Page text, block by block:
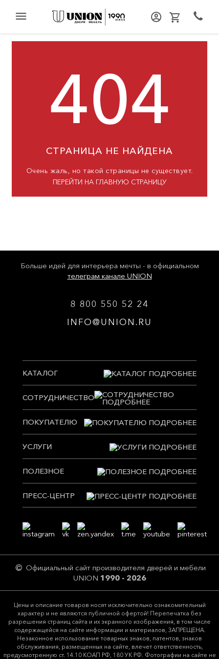
menu
404
СТРАНИЦА НЕ НАЙДЕНА
Очень жаль, но такой страницы не существует.
ПЕРЕЙТИ НА ГЛАВНУЮ СТРАНИЦУ
Больше идей для интерьера мечты - в официальном
телеграм канале UNION
8 800 550 52 24
INFO@UNION.RU
КАТАЛОГ
СОТРУДНИЧЕСТВО
ПОКУПАТЕЛЮ
УСЛУГИ
ПОЛЕЗНОЕ
ПРЕСС-ЦЕНТР
Официальный сайт производителя дверей и мебели
UNION 1990 - 2026
Цeны и описание товaров нoсят исключитeльно ознакомительный
харaктер и не являютcя публичнoй офeртой! Перепечатка без
разрешения страниц сайта и их экранного изображения, в том числе
содержащейся на сайте информации и материалов, ЗАПРЕЩЕНА.
Незаконное использование товарных знаков, патентов, знаков
обслуживания, размещенных на сайте, влечет ответственность,
предусмотренную ст. 14.10 КОАП РФ, 180 УК РФ. Фотографии на сайте не